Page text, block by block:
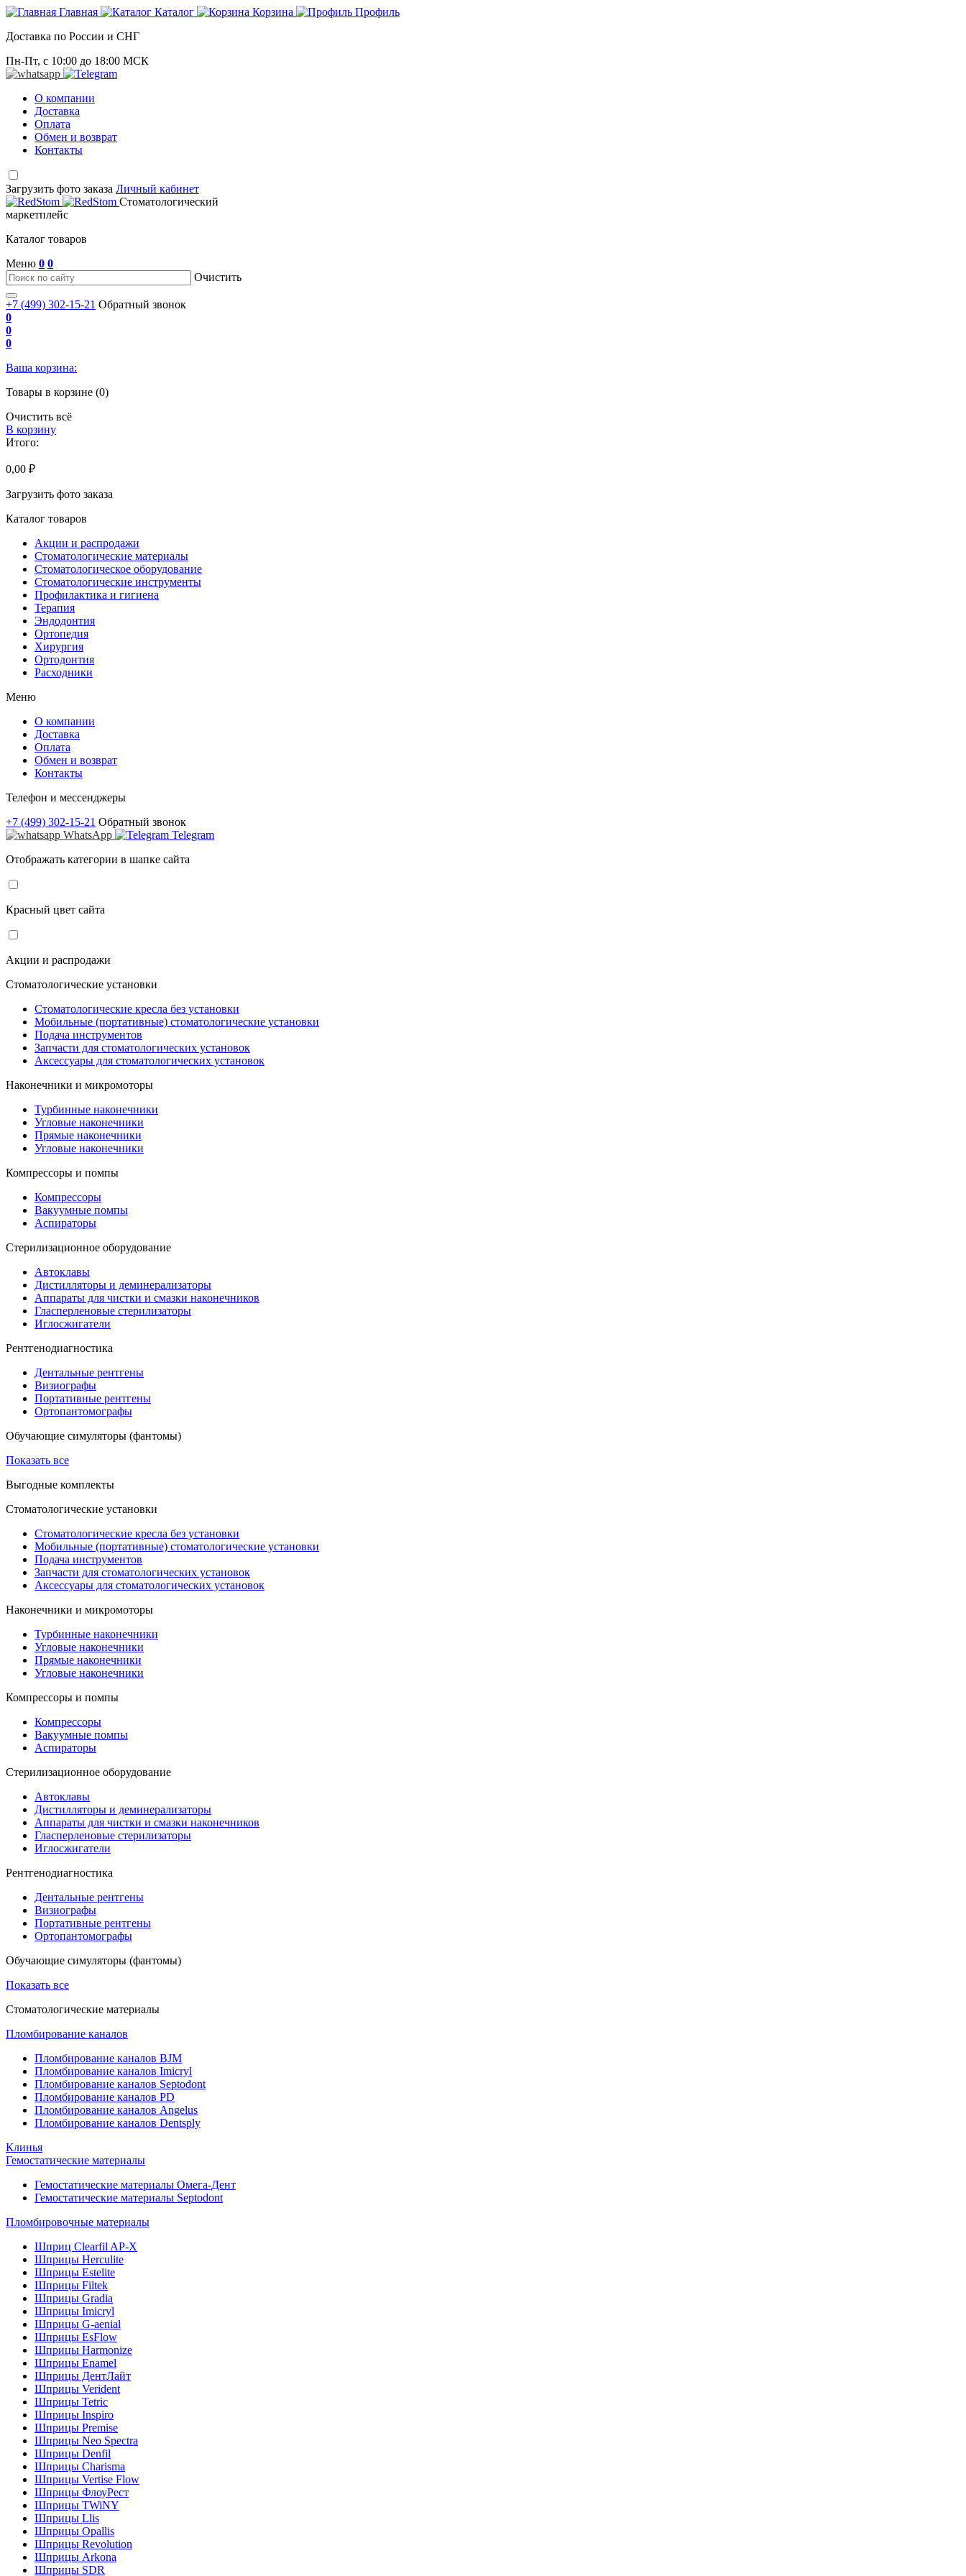
Главная Каталог Корзина
Профиль
Доставка по России и СНГ
Пн-Пт, с 10:00 до 18:00 МСК
О компании
Доставка
Оплата
Обмен и возврат
Контакты
Загрузить фото заказа Личный кабинет
Стоматологический
маркетплейс
Каталог товаров
Меню 0 0
Очистить
+7 (499) 302-15-21 Обратный звонок
0
0
0
Ваша корзина:
Товары в корзине (0)
Очистить всё
В корзину
Итого:
0,00 ₽
Загрузить фото заказа
Каталог товаров
Акции и распродажи
Стоматологические материалы
Стоматологическое оборудование
Стоматологические инструменты
Профилактика и гигиена
Терапия
Эндодонтия
Ортопедия
Хирургия
Ортодонтия
Расходники
Меню
О компании
Доставка
Оплата
Обмен и возврат
Контакты
Телефон и мессенджеры
+7 (499) 302-15-21 Обратный звонок
WhatsApp
Telegram
Отображать категории в шапке сайта
Красный цвет сайта
Акции и распродажи
Стоматологические установки
Стоматологические кресла без установки
Мобильные (портативные) стоматологические установки
Подача инструментов
Запчасти для стоматологических установок
Аксессуары для стоматологических установок
Наконечники и микромоторы
Турбинные наконечники
Угловые наконечники
Прямые наконечники
Угловые наконечники
Компрессоры и помпы
Компрессоры
Вакуумные помпы
Аспираторы
Стерилизационное оборудование
Автоклавы
Дистилляторы и деминерализаторы
Аппараты для чистки и смазки наконечников
Гласперленовые стерилизаторы
Иглосжигатели
Рентгенодиагностика
Дентальные рентгены
Визиографы
Портативные рентгены
Ортопантомографы
Обучающие симуляторы (фантомы)
Показать все
Выгодные комплекты
Стоматологические установки
Стоматологические кресла без установки
Мобильные (портативные) стоматологические установки
Подача инструментов
Запчасти для стоматологических установок
Аксессуары для стоматологических установок
Наконечники и микромоторы
Турбинные наконечники
Угловые наконечники
Прямые наконечники
Угловые наконечники
Компрессоры и помпы
Компрессоры
Вакуумные помпы
Аспираторы
Стерилизационное оборудование
Автоклавы
Дистилляторы и деминерализаторы
Аппараты для чистки и смазки наконечников
Гласперленовые стерилизаторы
Иглосжигатели
Рентгенодиагностика
Дентальные рентгены
Визиографы
Портативные рентгены
Ортопантомографы
Обучающие симуляторы (фантомы)
Показать все
Стоматологические материалы
Пломбирование каналов
Пломбирование каналов BJM
Пломбирование каналов Imicryl
Пломбирование каналов Septodont
Пломбирование каналов PD
Пломбирование каналов Angelus
Пломбирование каналов Dentsply
Клинья
Гемостатические материалы
Гемостатические материалы Омега-Дент
Гемостатические материалы Septodont
Пломбировочные материалы
Шприц Clearfil AP-X
Шприцы Herculite
Шприцы Estelite
Шприцы Filtek
Шприцы Gradia
Шприцы Imicryl
Шприцы G-aenial
Шприцы EsFlow
Шприцы Harmonize
Шприцы Enamel
Шприцы ДентЛайт
Шприцы Verident
Шприцы Tetric
Шприцы Inspiro
Шприцы Premise
Шприцы Neo Spectra
Шприцы Denfil
Шприцы Charisma
Шприцы Vertise Flow
Шприцы ФлоуРест
Шприцы TWiNY
Шприцы Llis
Шприцы Opallis
Шприцы Revolution
Шприцы Arkona
Шприцы SDR